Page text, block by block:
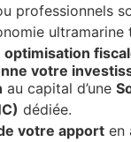
professionnels
ultramarine
optimisation
votre
au capital d’une
dédiée.
votre apport en